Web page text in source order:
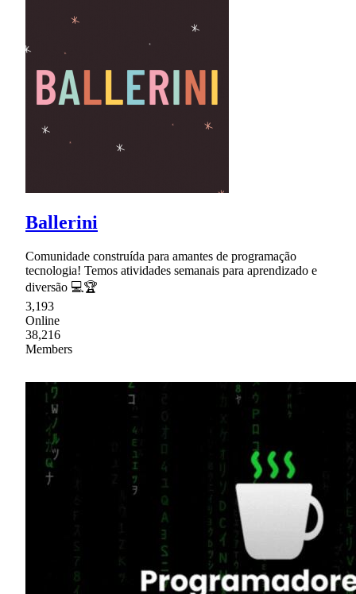
Ballerini
Comunidade construída para amantes de programação
tecnologia! Temos atividades semanais para aprendizado e
diversão 💻🏆
3,193
Online
38,216
Members